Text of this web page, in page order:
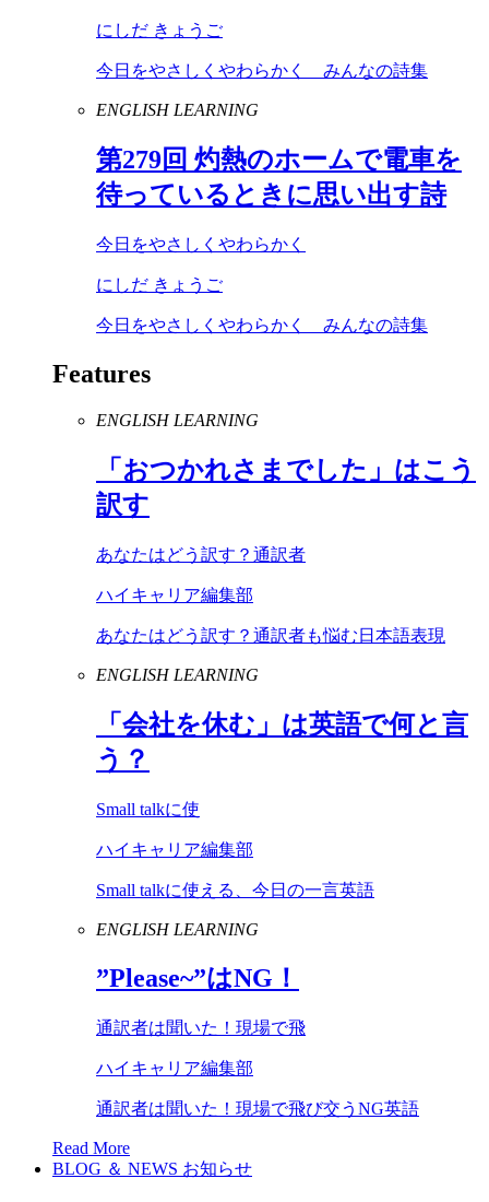
にしだ きょうご
今日をやさしくやわらかく みんなの詩集
ENGLISH LEARNING
第279回 灼熱のホームで電車を
待っているときに思い出す詩
今日をやさしくやわらかく
にしだ きょうご
今日をやさしくやわらかく みんなの詩集
Features
ENGLISH LEARNING
「おつかれさまでした」はこう
訳す
あなたはどう訳す？通訳者
ハイキャリア編集部
あなたはどう訳す？通訳者も悩む日本語表現
ENGLISH LEARNING
「会社を休む」は英語で何と言
う？
Small talkに使
ハイキャリア編集部
Small talkに使える、今日の一言英語
ENGLISH LEARNING
”Please~”はNG ！
通訳者は聞いた！現場で飛
ハイキャリア編集部
通訳者は聞いた！現場で飛び交うNG英語
Read More
BLOG ＆ NEWS お知らせ